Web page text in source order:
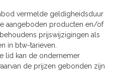
vermelde geldigheidsduur
aangeboden producten en/of
prijswijzigingen als
in btw-tarieven.
lid kan de ondernemer
de prijzen gebonden zijn